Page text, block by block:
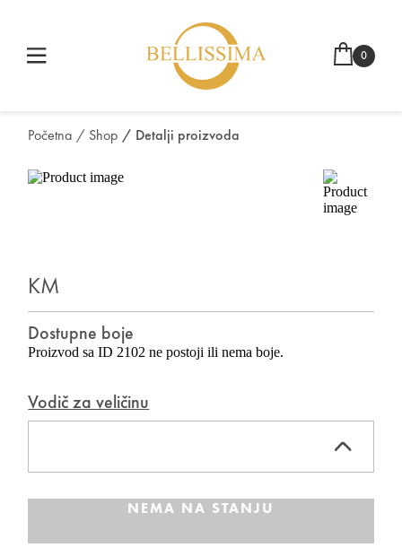
0
Početna / Shop / Detalji proizvoda
KM
Dostupne boje
Proizvod sa ID 2102 ne postoji ili nema boje.
Vodič za veličinu
NEMA NA STANJU